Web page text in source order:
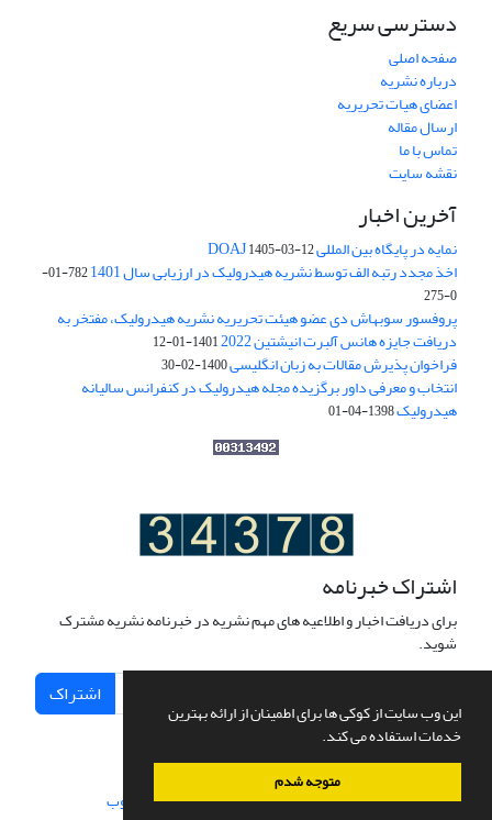
این وب سایت از کوکی ها برای اطمینان از ارائه بهترین
خدمات استفاده می کند.
متوجه شدم
دسترسی سریع
صفحه اصلی
درباره نشریه
اعضای هیات تحریریه
ارسال مقاله
تماس با ما
نقشه سایت
آخرین اخبار
نمایه در پایگاه بین المللی DOAJ1405-03-12
اخذ مجدد رتبه الف توسط نشریه هیدرولیک در ارزیابی سال 1401
782-01-
0-275
پروفسور سوبهاش دی عضو هیئت تحریریه نشریه هیدرولیک، مفتخر به
دریافت جایزه هانس آلبرت انیشتین 2022 1401-01-12
فراخوان پذیرش مقالات به زبان انگلیسی1400-02-30
انتخاب و معرفی داور برگزیده مجله هیدرولیک در کنفرانس سالیانه
هیدرولیک1398-04-01
اشتراک خبرنامه
برای دریافت اخبار و اطلاعیه های مهم نشریه در خبرنامه نشریه مشترک
شوید.
اشتراک
سامانه مدیریت نشریات علمی.طراحی و پیاده سازی از سیناوب